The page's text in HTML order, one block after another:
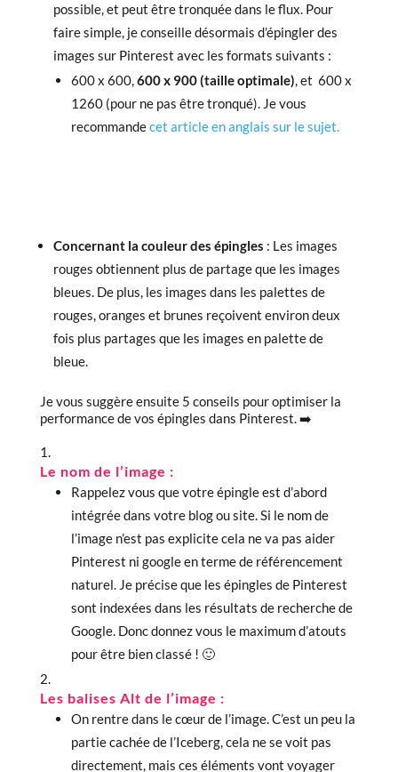
possible, et peut être tronquée dans le flux. Pour
faire simple, je conseille désormais d’épingler des
images sur Pinterest avec les formats suivants :
600 x 600,600 x 900 (taille optimale), et 600 x
1260 (pour ne pas être tronqué). Je vous
recommandecet article en anglais sur le sujet.
Concernant la couleur des épingles : Les images
rouges obtiennent plus de partage que les images
bleues. De plus, les images dans les palettes de
rouges, oranges et brunes reçoivent environ deux
fois plus partages que les images en palette de
bleue.
Je vous suggère ensuite 5 conseils pour optimiser la
performance de vos épingles dans Pinterest. ➡️
Le nom de l’image :
Rappelez vous que votre épingle est d’abord
intégrée dans votre blog ou site. Si le nom de
l’image n’est pas explicite cela ne va pas aider
Pinterest ni google en terme de référencement
naturel. Je précise que les épingles de Pinterest
sont indexées dans les résultats de recherche de
Google. Donc donnez vous le maximum d’atouts
pour être bien classé ! 🙂
Les balises Alt de l’image :
On rentre dans le cœur de l’image. C’est un peu la
partie cachée de l’Iceberg, cela ne se voit pas
directement, mais ces éléments vont voyager